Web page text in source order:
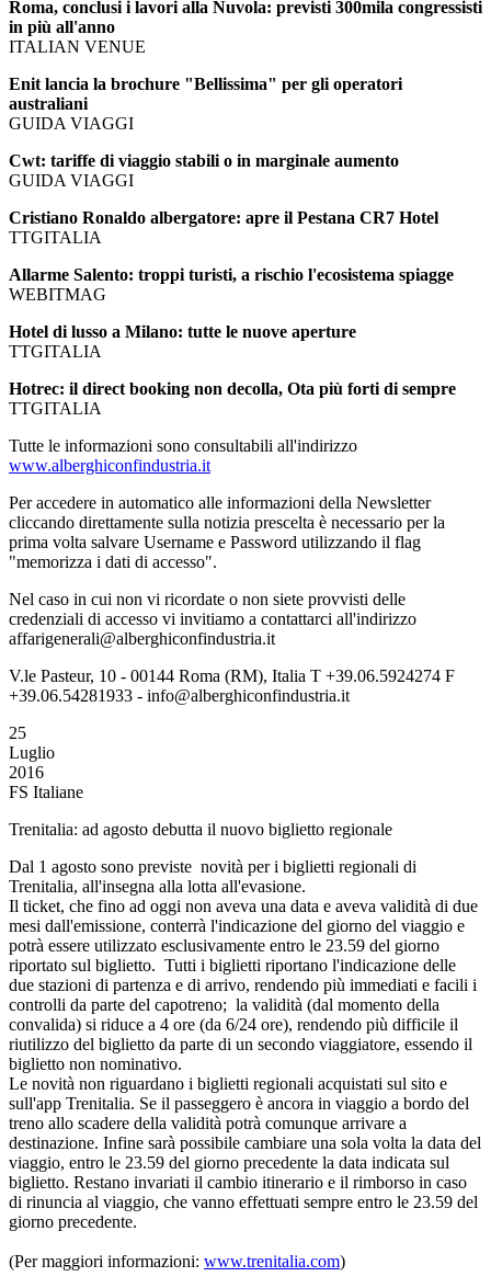
Roma, conclusi i lavori alla Nuvola: previsti 300mila congressisti
in più all'anno
ITALIAN VENUE
Enit lancia la brochure "Bellissima" per gli operatori
australiani
GUIDA VIAGGI
Cwt: tariffe di viaggio stabili o in marginale aumento
GUIDA VIAGGI
Cristiano Ronaldo albergatore: apre il Pestana CR7 Hotel
TTGITALIA
Allarme Salento: troppi turisti, a rischio l'ecosistema spiagge
WEBITMAG
Hotel di lusso a Milano: tutte le nuove aperture
TTGITALIA
Hotrec: il direct booking non decolla, Ota più forti di sempre
TTGITALIA
Tutte le informazioni sono consultabili all'indirizzo
www.alberghiconfindustria.it
Per accedere in automatico alle informazioni della Newsletter
cliccando direttamente sulla notizia prescelta è necessario per la
prima volta salvare Username e Password utilizzando il flag
"memorizza i dati di accesso".
Nel caso in cui non vi ricordate o non siete provvisti delle
credenziali di accesso vi invitiamo a contattarci all'indirizzo
affarigenerali@alberghiconfindustria.it
V.le Pasteur, 10 - 00144 Roma (RM), Italia T +39.06.5924274 F
+39.06.54281933 - info@alberghiconfindustria.it
25
Luglio
2016
FS Italiane
Trenitalia: ad agosto debutta il nuovo biglietto regionale
Dal 1 agosto sono previste novità per i biglietti regionali di
Trenitalia, all'insegna alla lotta all'evasione.
Il ticket, che fino ad oggi non aveva una data e aveva validità di due
mesi dall'emissione, conterrà l'indicazione del giorno del viaggio e
potrà essere utilizzato esclusivamente entro le 23.59 del giorno
riportato sul biglietto. Tutti i biglietti riportano l'indicazione delle
due stazioni di partenza e di arrivo, rendendo più immediati e facili i
controlli da parte del capotreno; la validità (dal momento della
convalida) si riduce a 4 ore (da 6/24 ore), rendendo più difficile il
riutilizzo del biglietto da parte di un secondo viaggiatore, essendo il
biglietto non nominativo.
Le novità non riguardano i biglietti regionali acquistati sul sito e
sull'app Trenitalia. Se il passeggero è ancora in viaggio a bordo del
treno allo scadere della validità potrà comunque arrivare a
destinazione. Infine sarà possibile cambiare una sola volta la data del
viaggio, entro le 23.59 del giorno precedente la data indicata sul
biglietto. Restano invariati il cambio itinerario e il rimborso in caso
di rinuncia al viaggio, che vanno effettuati sempre entro le 23.59 del
giorno precedente.
(Per maggiori informazioni: www.trenitalia.com)